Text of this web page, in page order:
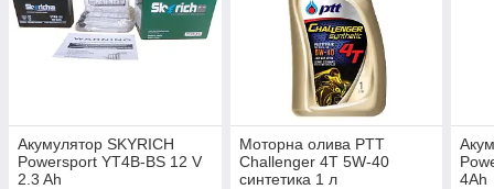
Акумулятор SKYRICH
Powersport YT4B-BS 12 V
2.3 Ah
Моторна олива PTT
Challenger 4T 5W-40
синтетика 1 л
4Ah